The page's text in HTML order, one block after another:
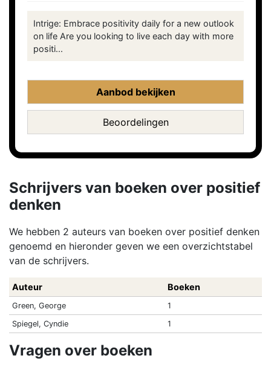
Intrige: Embrace positivity daily for a new outlook
on life Are you looking to live each day with more
positi...
Aanbod bekijken
Beoordelingen
Schrijvers van boeken over positief
denken
We hebben 2 auteurs van boeken over positief denken
genoemd en hieronder geven we een overzichtstabel
van de schrijvers.
Auteur Boeken
Green, George
1
Spiegel, Cyndie
1
Vragen over boeken